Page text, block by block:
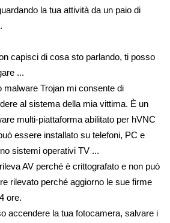
la tua attività da un paio di
capisci di cosa sto parlando, ti posso
...
malware Trojan mi consente di
al sistema della mia vittima. È un
multi-piattaforma abilitato per hVNC
essere installato su telefoni, PC e
sistemi operativi TV ...
AV perché è crittografato e non può
rilevato perché aggiorno le sue firme
ore.
accendere la tua fotocamera, salvare i